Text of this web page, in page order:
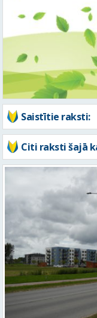
Saistītie raksti:
Citi raksti šajā